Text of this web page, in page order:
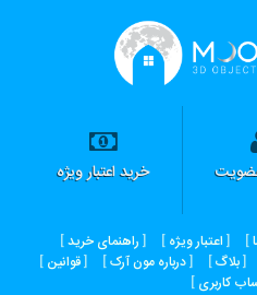
خرید اعتبار ویژه
اعتبار ویژه
راهنمای خرید
بلاگ درباره مون آرک
قوانین
کاربری